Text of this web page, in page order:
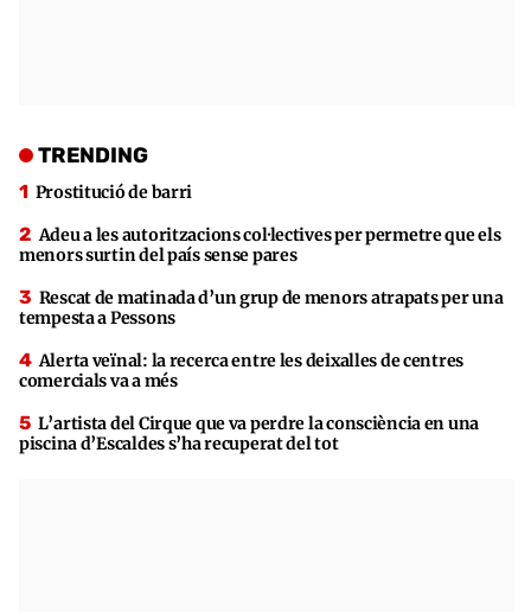
TRENDING
Prostitució de barri
Adeu a les autoritzacions col·lectives per permetre que els
menors surtin del país sense pares
Rescat de matinada d’un grup de menors atrapats per una
tempesta a Pessons
Alerta veïnal: la recerca entre les deixalles de centres
comercials va a més
L’artista del Cirque que va perdre la consciència en una
piscina d’Escaldes s’ha recuperat del tot